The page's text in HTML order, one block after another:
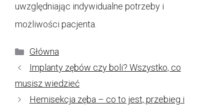
uwzględniając indywidualne potrzeby i
możliwości pacjenta.
Kategorie
Główna
Implanty zębów czy boli? Wszystko, co
musisz wiedzieć
Hemisekcja zęba – co to jest, przebieg i